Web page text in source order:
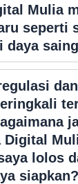
Mulia
seperti
daya
Digital
lolos
siapkan?